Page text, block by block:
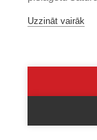
Uzzināt vairāk